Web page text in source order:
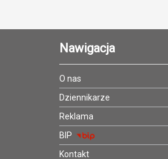
Nawigacja
O nas
Dziennikarze
Reklama
BIP
Kontakt